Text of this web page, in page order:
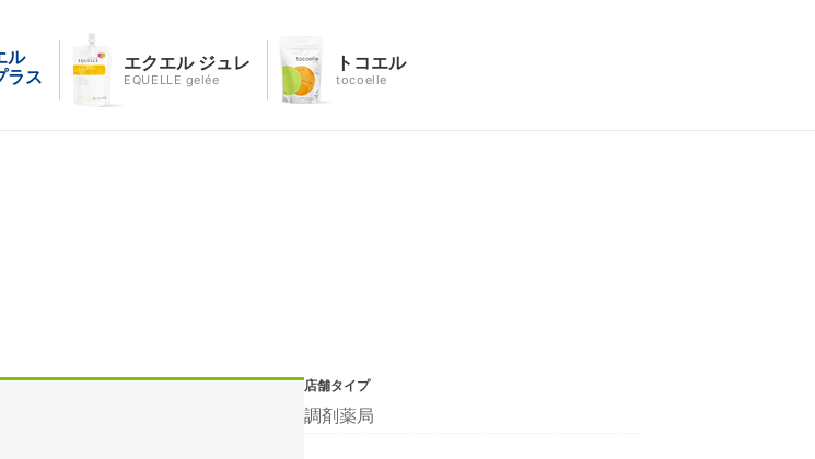
ル
ラス
エクエル ジュレ
EQUELLE gelée
トコエル
tocoelle
店舗タイプ
調剤薬局